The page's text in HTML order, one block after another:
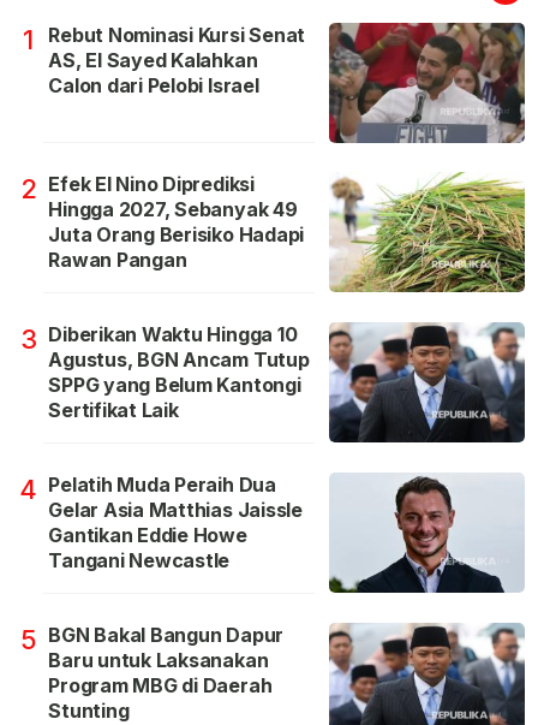
1
Rebut Nominasi Kursi Senat
AS, El Sayed Kalahkan
Calon dari Pelobi Israel
2 Efek El Nino Diprediksi
Hingga 2027, Sebanyak 49
Juta Orang Berisiko Hadapi
Rawan Pangan
3 Diberikan Waktu Hingga 10
Agustus, BGN Ancam Tutup
SPPG yang Belum Kantongi
Sertifikat Laik
4 Pelatih Muda Peraih Dua
Gelar Asia Matthias Jaissle
Gantikan Eddie Howe
Tangani Newcastle
5 BGN Bakal Bangun Dapur
Baru untuk Laksanakan
Program MBG di Daerah
Stunting